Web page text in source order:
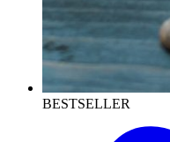
BESTSELLER